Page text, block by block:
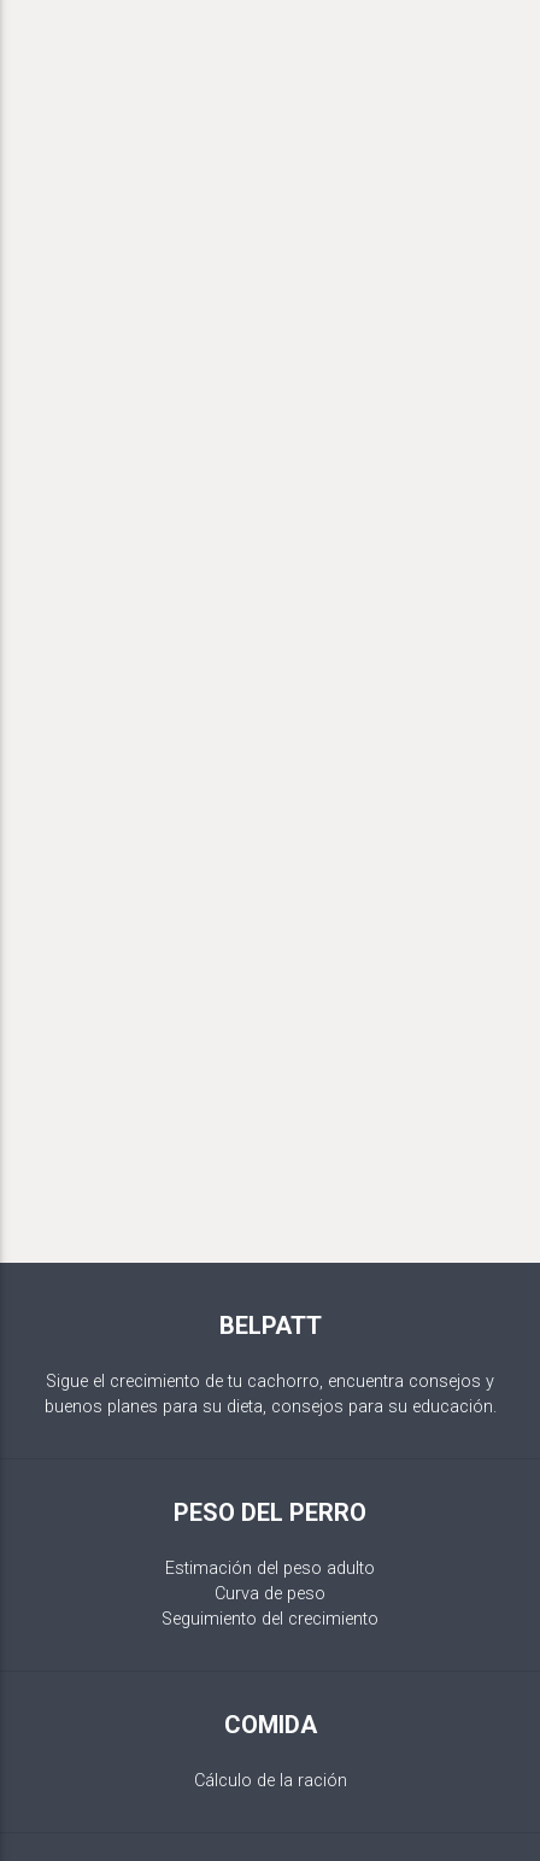
BELPATT
Sigue el crecimiento de tu cachorro, encuentra consejos y
buenos planes para su dieta, consejos para su educación.
PESO DEL PERRO
Estimación del peso adulto
Curva de peso
Seguimiento del crecimiento
COMIDA
Cálculo de la ración